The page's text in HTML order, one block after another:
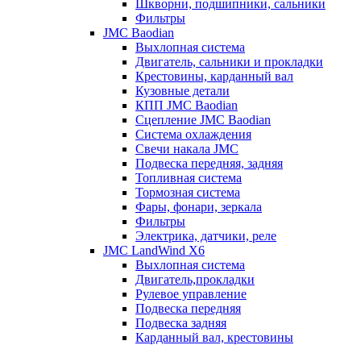
Шкворни, подшипники, сальники
Фильтры
JMC Baodian
Выхлопная система
Двигатель, сальники и прокладки
Крестовины, карданный вал
Кузовные детали
КПП JMC Baodian
Сцепление JMC Baodian
Система охлаждения
Свечи накала JMC
Подвеска передняя, задняя
Топливная система
Тормозная система
Фары, фонари, зеркала
Фильтры
Электрика, датчики, реле
JMC LandWind X6
Выхлопная система
Двигатель,прокладки
Рулевое управление
Подвеска передняя
Подвеска задняя
Карданный вал, крестовины